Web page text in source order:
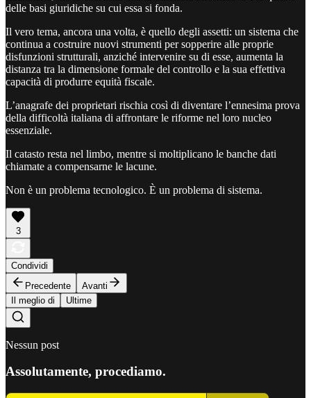
delle basi giuridiche su cui essa si fonda.
Il vero tema, ancora una volta, è quello degli assetti: un sistema che
continua a costruire nuovi strumenti per sopperire alle proprie
disfunzioni strutturali, anziché intervenire su di esse, aumenta la
distanza tra la dimensione formale del controllo e la sua effettiva
capacità di produrre equità fiscale.
L’anagrafe dei proprietari rischia così di diventare l’ennesima prova
della difficoltà italiana di affrontare le riforme nel loro nucleo
essenziale.
Il catasto resta nel limbo, mentre si moltiplicano le banche dati
chiamate a compensarne le lacune.
Non è un problema tecnologico. È un problema di sistema.
3
Condividi
Precedente
Avanti
Il meglio di
Ultime
Nessun post
Assolutamente, procediamo.